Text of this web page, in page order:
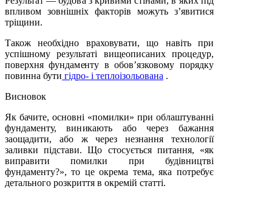
впливом зовнішніх факторів можуть з’явитися
тріщини.
Також необхідно враховувати, що навіть при
успішному результаті вищеописаних процедур,
поверхня фундаменту в обов’язковому порядку
повинна бути гідро- і теплоізольована .
Висновок
Як бачите, основні «помилки» при облаштуванні
фундаменту, виникають або через бажання
заощадити, або ж через незнання технології
заливки підстави. Що стосується питання, «як
виправити помилки при будівництві
фундаменту?», то це окрема тема, яка потребує
детального розкриття в окремій статті.